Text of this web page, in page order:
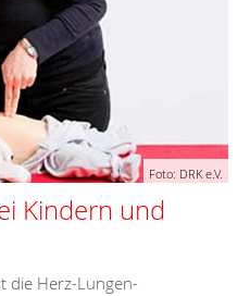
Foto: DRK e.V.
Kindern und
die Herz-Lungen-